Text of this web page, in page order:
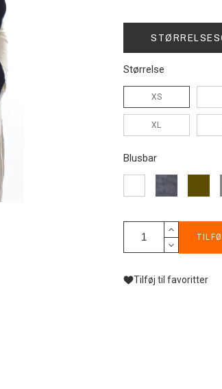
Størrelse
XS
XL
Blusbar
Offwhite
B-
grey-
melange
Tilføj til favoritter